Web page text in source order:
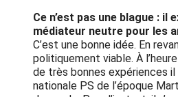
Ce n’est pas une blague :
médiateur neutre pour les
C’est une bonne idée. En
politiquement viable. À
de très bonnes expériences
nationale PS de l’époque